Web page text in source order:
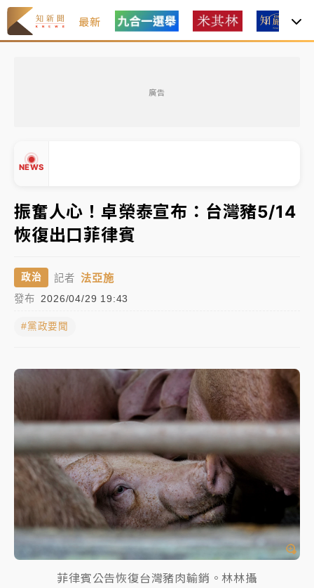
最新
廣告
NEWS
中信慈善基金會想增加董事人數！辜仲諒向法院聲請遭
故宮《龍藏經》特展第2檔！今線上預約開賣一度塞車
周六起展出延長至晚上7時
押庭
父親節泡湯了！中颱白海豚雨彈轟3天 「紅到發紫」降
暑假過三周才推「E宿新北打卡趣」！抽獎程序複雜 觀
旅局回應了
中信慈善基金會想增加董事人數！辜仲諒向法院聲請遭
駁 理由曝光
故宮《龍藏經》特展第2檔！今線上預約開賣一度塞車
周六起展出延長至晚上7時
台東農業處長涉圖利渡假村！東檢抗告成功 今重開羈
押庭
雨熱區曝
振奮人心！卓榮泰宣布：台灣豬5/14
恢復出口菲律賓
政治 記者 法亞施
發布 2026/04/29 19:43
#黨政要聞
菲律賓公告恢復台灣豬肉輸銷。林林攝